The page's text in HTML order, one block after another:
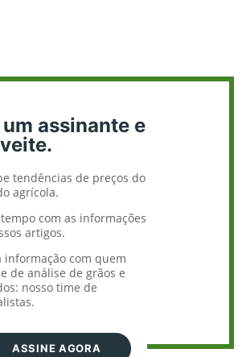
um assinante e
tendências de preços do
agrícola.
com as informações
artigos.
informação com quem
de análise de grãos e
nosso time de
ASSINE AGORA